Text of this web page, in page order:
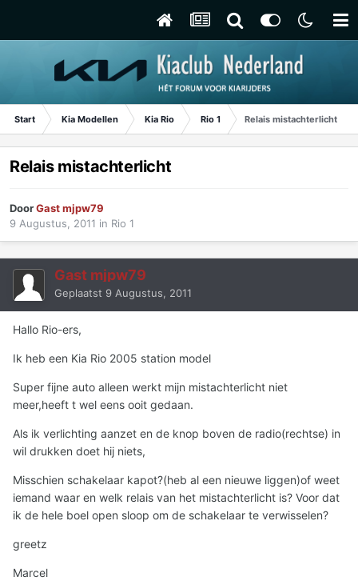
Start Kia Modellen Kia Rio Rio 1 Relais mistachterlicht
Relais mistachterlicht
DoorGast mjpw79
9 Augustus, 2011 in Rio 1
Gast mjpw79
Geplaatst 9 Augustus, 2011
Hallo Rio-ers,
Ik heb een Kia Rio 2005 station model
Super fijne auto alleen werkt mijn mistachterlicht niet
meer,heeft t wel eens ooit gedaan.
Als ik verlichting aanzet en de knop boven de radio(rechtse) in
wil drukken doet hij niets,
Misschien schakelaar kapot?(heb al een nieuwe liggen)of weet
iemand waar en welk relais van het mistachterlicht is? Voor dat
ik de hele boel open sloop om de schakelaar te verwisselen?
greetz
Marcel